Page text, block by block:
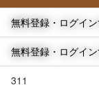
無料登録・ログイ
無料登録・ログイ
311